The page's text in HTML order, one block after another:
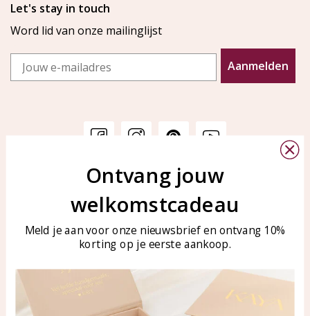
Let's stay in touch
Word lid van onze mailinglijst
Email
Aanmelden
Veelgestelde vragen
Sieraden onderhouden
KAYA Sieraden
Bellen of WhatsApp Ma-Vr
tussen 09:00-17:00
Tel: 0850003187
WhatsApp: 0850003187
klantenservice@kayasierade
Ontvang jouw
welkomstcadeau
Meld je aan voor onze nieuwsbrief en ontvang 10%
korting op je eerste aankoop.